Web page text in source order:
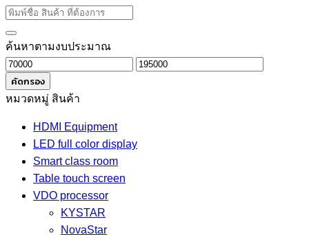
ค้นหาตามงบประมาณ
ราคา
ต่ำ
สุด
ราคา
คัดกรอง
หมวดหมู่ สินค้า
HDMI Equipment
LED full color display
Smart class room
Table touch screen
VDO processor
KYSTAR
NovaStar